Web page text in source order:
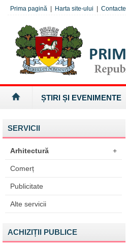
Prima pagină Harta site-ului Contacte
ȘTIRI ȘI EVENIMENTE
SERVICII
Arhitectură +
Comerț
Publicitate
Alte servicii
ACHIZIȚII PUBLICE